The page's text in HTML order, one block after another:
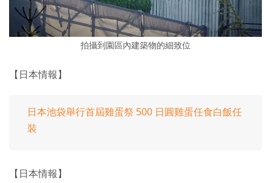
拍攝到園區內建築物的細致位
【日本情報】
日本池袋舉行首屆雞蛋祭 500 日圓雞蛋任食白飯任
裝
【日本情報】